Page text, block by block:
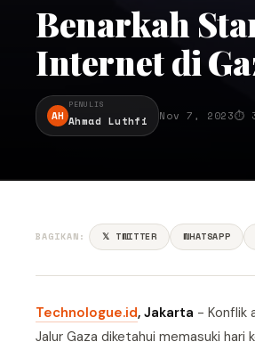
Benarkah
Internet di
AH
PENULIS
Ahmad Luthfi Nov 7, 2023⏱
BAGIKAN: 𝕏 TWITTER WHATSAPP
Technologue.id, Jakarta - Konflik
Jalur Gaza diketahui memasuki hari